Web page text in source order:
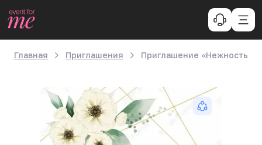
Главная Приглашения Приглашение «Нежность